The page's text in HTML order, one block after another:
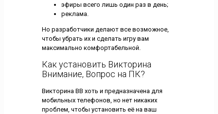
эфиры всего лишь один раз в день;
реклама.
Но разработчики делают все возможное,
чтобы убрать их и сделать игру вам
максимально комфортабельной.
Как установить Викторина
Внимание, Вопрос на ПК?
Викторина ВВ хоть и предназначена для
мобильных телефонов, но нет никаких
проблем, чтобы установить её на ваш